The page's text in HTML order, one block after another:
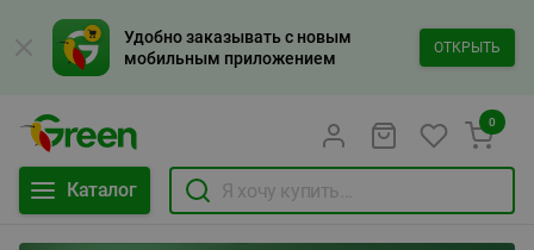
Удобно заказывать с новым
мобильным приложением
ОТКРЫТЬ
Каталог
0